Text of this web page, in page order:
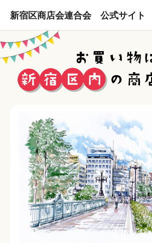
新宿区商店会連合会 公式サイト